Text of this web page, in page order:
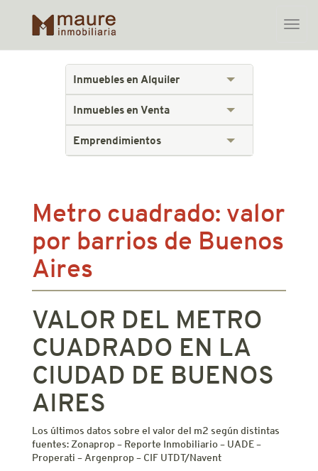
Toggle
Inmuebles en Alquiler
Inmuebles en Venta
Emprendimientos
Metro cuadrado: valor
por barrios de Buenos
Aires
VALOR DEL METRO
CUADRADO EN LA
CIUDAD DE BUENOS
AIRES
Los últimos datos sobre el valor del m2 según distintas
fuentes: Zonaprop – Reporte Inmobiliario – UADE –
Properati – Argenprop – CIF UTDT/Navent